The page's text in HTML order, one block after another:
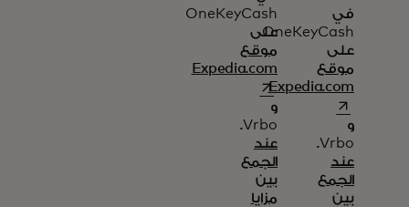
في
OneKeyCash
على
موقع
Expedia.com
opens in a new tab
و
Vrbo.
عند
الجمع
بين
OneKeyCash
على
موقع
Expedia.com
و
Vrbo.
عند
الجمع
بين
مزايا